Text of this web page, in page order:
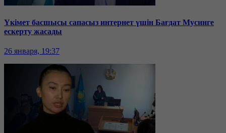
Үкімет басшысы сапасыз интернет үшін Бағдат Мусинге
ескерту жасады
26 января, 19:37